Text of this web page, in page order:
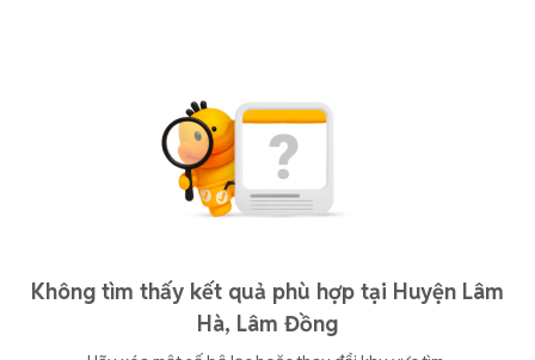
Không tìm thấy kết quả phù hợp tại Huyện Lâm
Hà, Lâm Đồng